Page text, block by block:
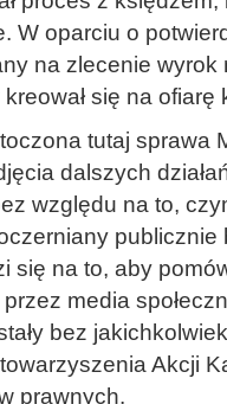
W oparciu o
na zlecenie wyrok
się na ofiarę
tutaj sprawa
dalszych
względu na to,
się na to, aby
media
bez
Akcji
prawnych.